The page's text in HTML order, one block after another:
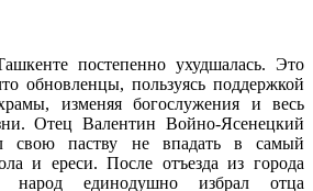
постепенно ухудшалась. Это
обновленцы, пользуясь поддержкой
изменяя богослужения и весь
Отец Валентин Войно-Ясенецкий
свою паству не впадать в самый
и ереси. После отъезда из города
народ единодушно избрал отца